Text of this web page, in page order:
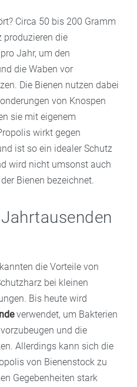
Circa 50 bis 200 Gramm
produzieren die
Jahr, um den
die Waben vor
Die Bienen nutzen dabei
von Knospen
sie mit eigenem
wirkt gegen
ist so ein idealer Schutz
wird nicht umsonst auch
Bienen bezeichnet.
die Vorteile von
bei kleinen
Bis heute wird
verwendet, um Bakterien
und die
Allerdings kann sich die
von Bienenstock zu
Gegebenheiten stark